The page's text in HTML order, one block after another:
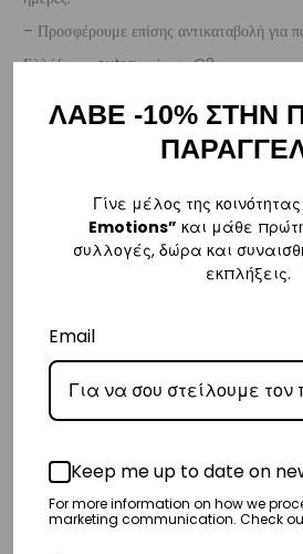
– Προσφέρουμε επίσης αντικαταβολή για
Ελλάδα με extra χρέωση €2.
Κύπρος
– Τα έξοδα αποστολής για Κύπρο είναι στα
την παράδοσή σας.
– Οι χρόνοι παράδοσης κυμαίνονται
Ευρώπη
– Η συνεργαζόμενη εταιρεία
– Οι χρόνοι παράδοσης κυμαίνονται
ημέρες.
ΛΑΒΕ -10% ΣΤΗΝ
Γίνε μέλος της κοινότητας
Emotions” και μάθε
συλλογές, δώρα και
εκπλήξεις.
Email
Keep me up to date on
For more information on how we
marketing communication. Check